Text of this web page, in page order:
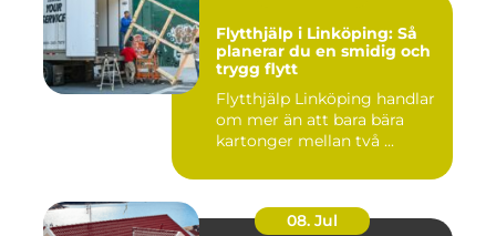
Flytthjälp i Linköping: Så
planerar du en smidig och
trygg flytt
Flytthjälp Linköping handlar
om mer än att bara bära
kartonger mellan två ...
08. Jul